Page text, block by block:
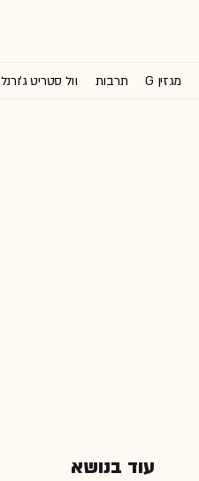
מגזין G תרבות וול סטריט ג'ורנל
עוד בנושא